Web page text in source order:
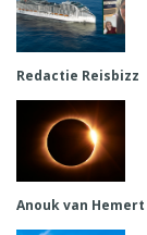
Redactie Reisbizz
Anouk van Hemert